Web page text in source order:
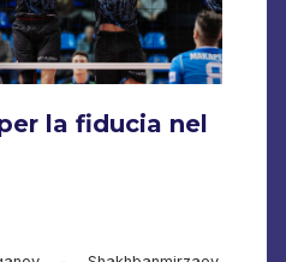
la fiducia nel